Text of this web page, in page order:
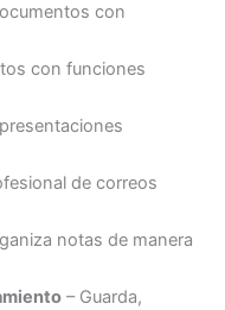
con
con funciones
de correos
notas de manera
– Guarda,